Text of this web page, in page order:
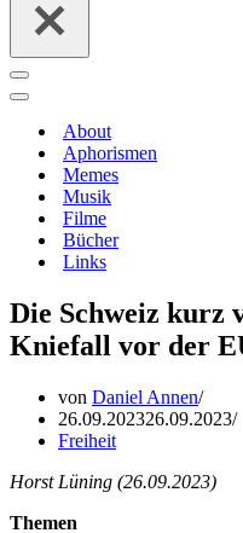
Navigations-
Menü
Navigations-
About
Aphorismen
Memes
Musik
Filme
Bücher
Links
Die Schweiz kurz
Kniefall vor der
von Daniel Annen
26.09.202326.09.2023
Freiheit
Horst Lüning (26.09.2023)
Themen